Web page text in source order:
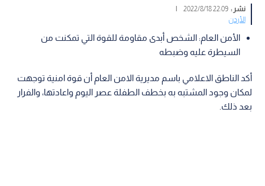
نشر :22:09 2022/8/18
|
الأردن
الأمن العام: الشخص أبدى مقاومة للقوة التي تمكنت من
السيطرة عليه وضبطه
أكد الناطق الاعلامي باسم مديرية الامن العام أن قوة امنية توجهت
لمكان وجود المشتبه به بخطف الطفلة عصر اليوم واعادتها، والفرار
بعد ذلك.